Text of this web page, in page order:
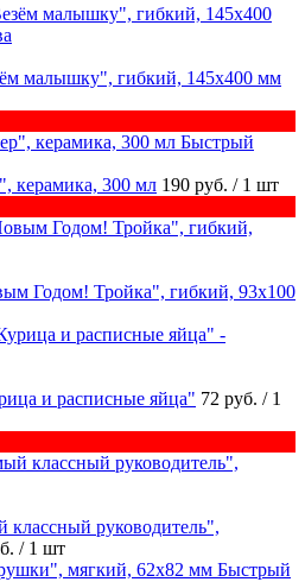
малышку", гибкий, 145х400 мм
Быстрый
керамика, 300 мл 190 руб. / 1 шт
Годом! Тройка", гибкий, 93х100
и расписные яйца" 72 руб. / 1
руководитель",
/ 1 шт
Быстрый